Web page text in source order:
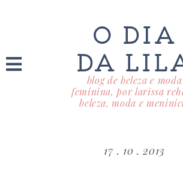
O DIA
DA
blog de beleza e moda
feminina, por larissa
beleza, moda e
17 . 10 . 2013